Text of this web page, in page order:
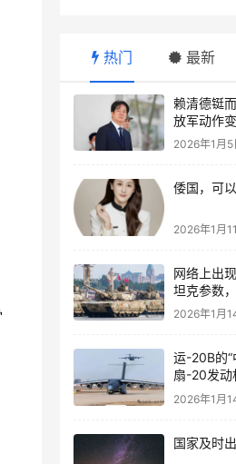
热门 最新
赖清德铤
放军动作
“真正杀招”
2026年1月5
倭国，可以
2026年1月
网络上出
坦克参数
钛合金装
2026年1月
运-20B的“
扇-20发动
大突破！
2026年1月
国家及时出